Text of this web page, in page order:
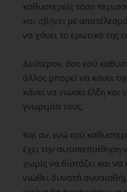
καθυστερείς τόσο
και σβήνει με
να χάνει το ερωτικό της
Δεύτερον, όσο εσύ
άλλος μπορεί να κάνει
κάνει να νιώσει έλξη και
γνωριμία τους.
Και αν, ενώ εσύ
έχει την
χωρίς να διστάζει και
νιώθει δυνατά